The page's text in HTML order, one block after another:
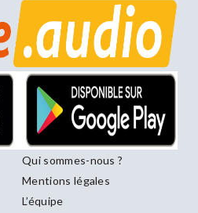
Qui sommes-nous ?
Mentions légales
L’équipe